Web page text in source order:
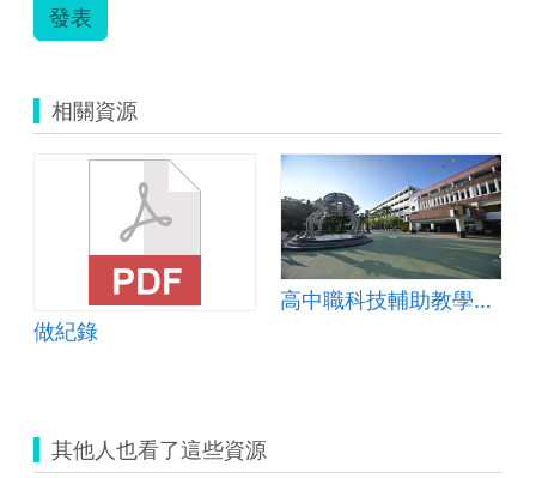
發表
相關資源
做紀錄
高中職科技輔助教學與學習教案-虎尾高中-地理科
其他人也看了這些資源